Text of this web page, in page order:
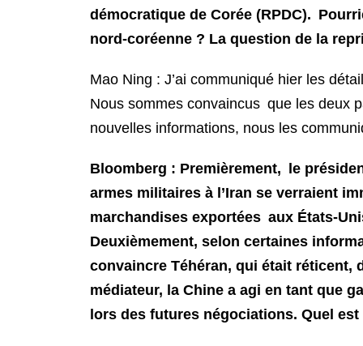
démocratique de Corée (RPDC).
nord-coréenne ? La question de la
Mao Ning : J’ai communiqué hier les
Nous sommes convaincus que les deux
nouvelles informations, nous les
Bloomberg : Premièrement, le
armes militaires à l’Iran se verraient
marchandises exportées aux États-
Deuxièmement, selon certaines
convaincre Téhéran, qui était réticent,
médiateur, la Chine a agi en tant que
lors des futures négociations. Quel